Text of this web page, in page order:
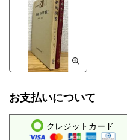
お支払いについて
クレジットカード